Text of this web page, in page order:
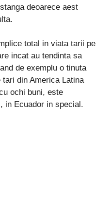
deoarece aest
total in viata tarii pe
incat au tendinta sa
de exemplu o tinuta
din America Latina
ochi buni, este
in Ecuador in special.